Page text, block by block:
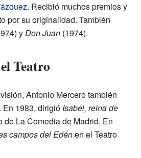
. Recibió muchos premios y
por su originalidad. También
yDon Juan (1974).
Teatro
Antonio Mercero también
En 1983, dirigió Isabel, reina de
de La Comedia de Madrid. En
campos del Edénen el Teatro